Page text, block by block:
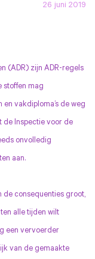
26 juni 2019
(ADR) zijn ADR-regels
stoffen mag
vakdiploma’s de weg
de Inspectie voor de
onvolledig
aan.
de consequenties groot,
alle tijden wilt
een vervoerder
van de gemaakte